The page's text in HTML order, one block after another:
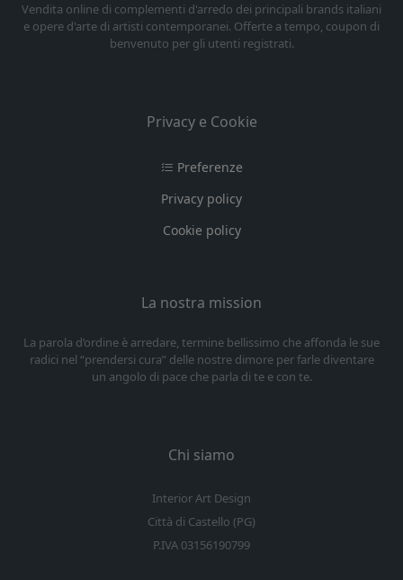
Vendita online di complementi d'arredo dei principali brands italiani
e opere d'arte di artisti contemporanei. Offerte a tempo, coupon di
benvenuto per gli utenti registrati.
Privacy e Cookie
Preferenze
Privacy policy
Cookie policy
La nostra mission
La parola d’ordine è arredare, termine bellissimo che affonda le sue
radici nel “prendersi cura” delle nostre dimore per farle diventare
un angolo di pace che parla di te e con te.
Chi siamo
Interior Art Design
Città di Castello (PG)
P.IVA 03156190799